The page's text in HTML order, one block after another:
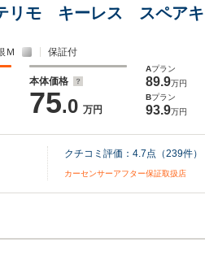
モ キーレス スペアキ
Ｍ 保証付
本体価格
75.0 万円
Aプラン
89.9万円
Bプラン
93.9万円
クチコミ評価： 4.7点（239件）
カーセンサーアフター保証取扱店